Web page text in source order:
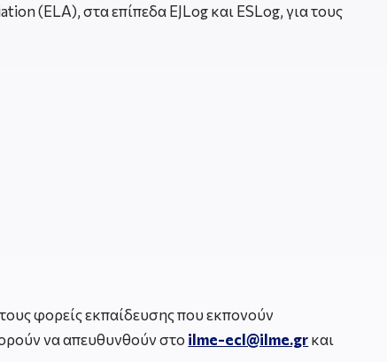
(ELA), στα επίπεδα EJLog και ESLog, για τους
φορείς εκπαίδευσης που εκπονούν
να απευθυνθούν στο ilme-ecl@ilme.grκαι